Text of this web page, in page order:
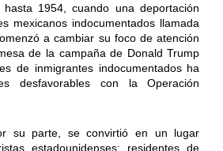
hasta 1954, cuando una deportación
mexicanos indocumentados llamada
a cambiar su foco de atención
de la campaña de Donald Trump
de inmigrantes indocumentados ha
desfavorables con la Operación
su parte, se convirtió en un lugar
estadounidenses: residentes de